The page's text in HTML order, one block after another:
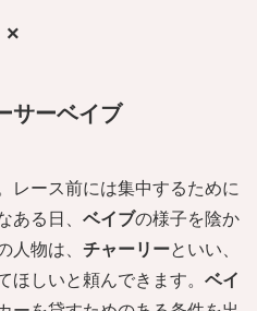
×
サーベイブ
レース前には集中するために
ある日、 ベイブの様子を陰か
人物は、 チャーリーといい、
ほしいと頼んできます。 ベイ